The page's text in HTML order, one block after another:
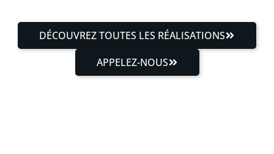
DÉCOUVREZ TOUTES LES RÉALISATIONS
APPELEZ-NOUS